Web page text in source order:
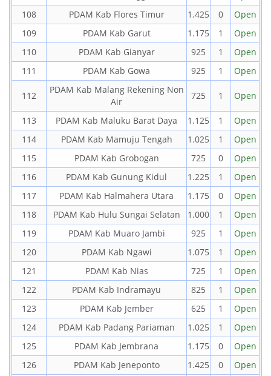
108
PDAM Kab Flores Timur 1.425 0
Open
109
PDAM Kab Garut 1.175 1
Open
110
PDAM Kab Gianyar 925 1
Open
111
PDAM Kab Gowa 925 1 Open
112
PDAM Kab Malang Rekening Non
Air
725 1 Open
113 PDAM Kab Maluku Barat Daya 1.125 1
Open
114
PDAM Kab Mamuju Tengah 1.025 1
Open
115
PDAM Kab Grobogan 725 0
Open
116
PDAM Kab Gunung Kidul 1.225 1
Open
117
PDAM Kab Halmahera Utara 1.175 0
Open
118
PDAM Kab Hulu Sungai Selatan 1.000 1
Open
119
PDAM Kab Muaro Jambi 925 1
Open
120
PDAM Kab Ngawi 1.075 1
Open
121
PDAM Kab Nias 725 1
Open
122
PDAM Kab Indramayu 825 1
Open
123
PDAM Kab Jember 625 1
Open
124
PDAM Kab Padang Pariaman 1.025 1
Open
125
PDAM Kab Jembrana 1.175 0
Open
126
PDAM Kab Jeneponto 1.425 0
Open